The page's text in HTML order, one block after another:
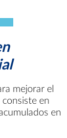
mejorar el
en
en